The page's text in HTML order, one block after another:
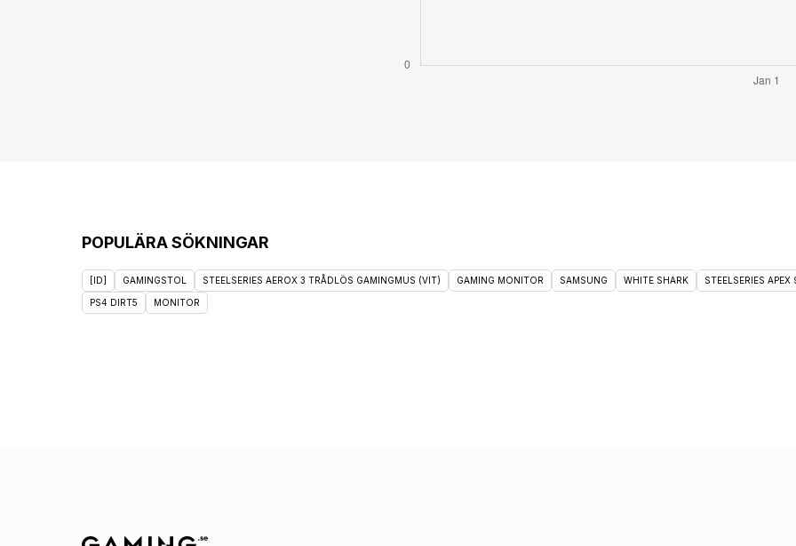
POPULÄRA SÖKNINGAR
[ID] GAMINGSTOL STEELSERIES AEROX 3 TRÅDLÖS GAMINGMUS (VIT) GAMING MONITOR SAMSUNG WHITE SHARK STEELSERIES
PS4 DIRT5 MONITOR